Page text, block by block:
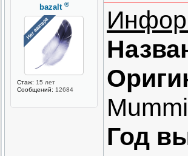
bazalt ®
Стаж: 15 лет
Сообщений: 12684
Год